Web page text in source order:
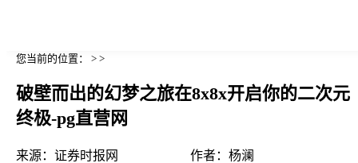
您当前的位置： > >
破壁而出的幻梦之旅在8x8x开启你的二次元
终极-pg直营网
来源： 证券时报网 作者： 杨澜